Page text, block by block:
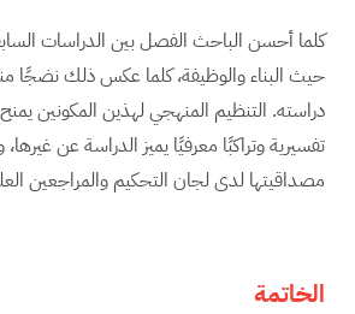
كلما أحسن الباحث الفصل بين الدراسات
حيث البناء والوظيفة، كلما عكس ذلك نضجًا
دراسته. التنظيم المنهجي لهذين المكونين
تفسيرية وتراكبًا معرفيًا يميز الدراسة عن
مصداقيتها لدى لجان التحكيم والمراجعين
الخاتمة